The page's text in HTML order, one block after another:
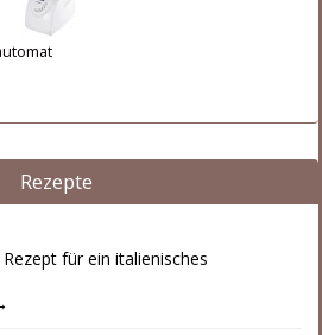
Rezepte
für ein italienisches